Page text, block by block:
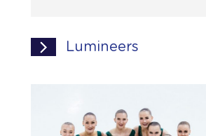
Lumineers